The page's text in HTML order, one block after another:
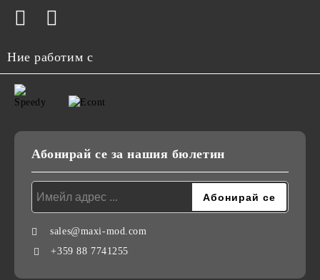
Ние работим с
Абонирай се за нашия бюлетин
sales@maxi-mod.com
+359 88 7741255